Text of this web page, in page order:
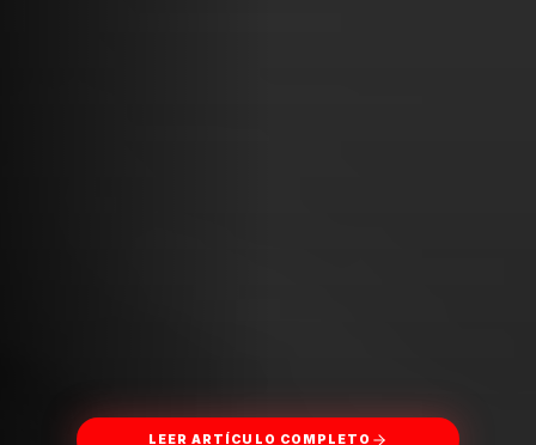
LEER ARTÍCULO COMPLETO